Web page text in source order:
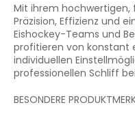
Mit ihrem hochwertigen,
Präzision, Effizienz und
Eishockey-Teams und
profitieren von konstant
individuellen
professionellen Schliff
BESONDERE